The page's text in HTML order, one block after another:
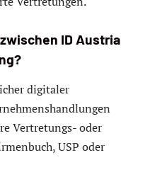
ID Austria
digitaler
Vertretungs- oder
USP oder